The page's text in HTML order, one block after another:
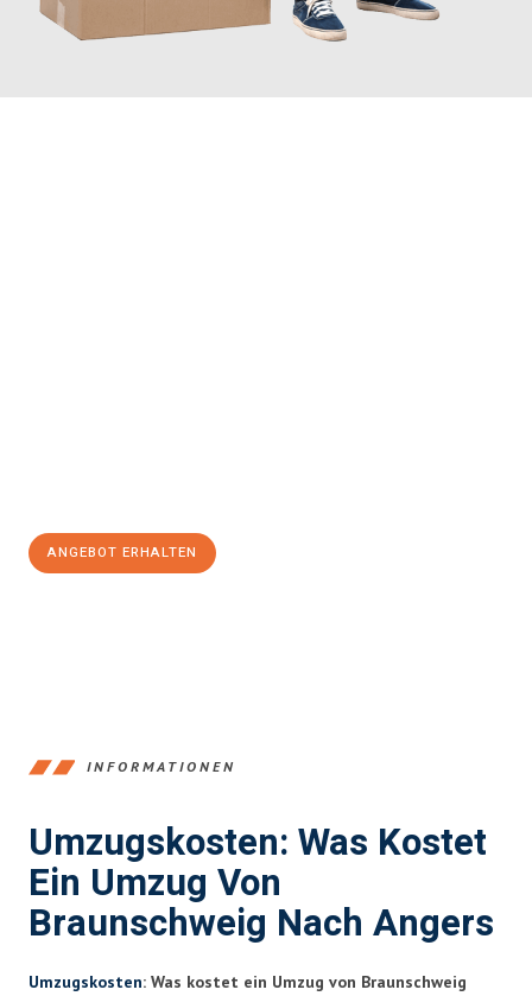
ANGEBOT ERHALTEN
INFORMATIONEN
Umzugskosten: Was Kostet
Ein Umzug Von
Braunschweig Nach Angers
Umzugskosten: Was kostet ein Umzug von Braunschweig